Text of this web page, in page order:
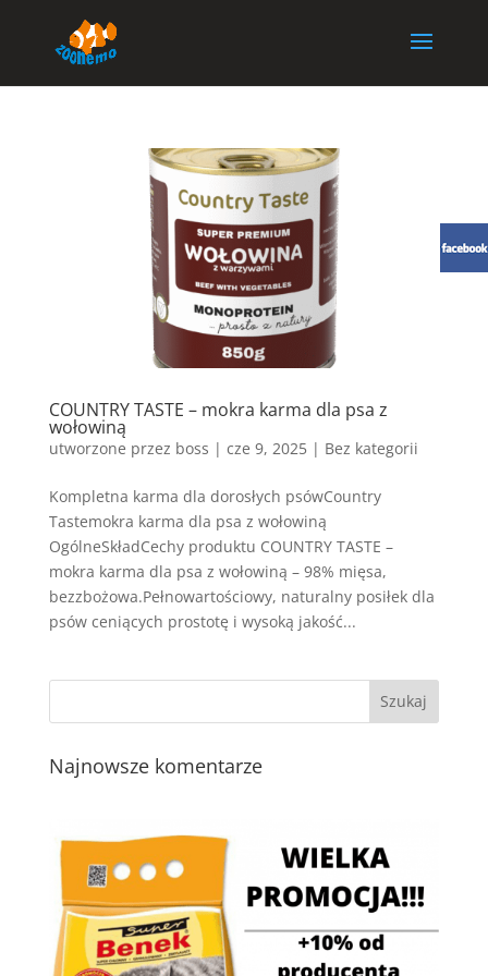
COUNTRY TASTE – mokra karma dla psa z
wołowiną
utworzone przez boss | cze 9, 2025| Bez kategorii
Kompletna karma dla dorosłych psówCountry
Tastemokra karma dla psa z wołowiną
OgólneSkładCechy produktu COUNTRY TASTE –
mokra karma dla psa z wołowiną – 98% mięsa,
bezzbożowa.Pełnowartościowy, naturalny posiłek dla
psów ceniących prostotę i wysoką jakość...
Najnowsze komentarze